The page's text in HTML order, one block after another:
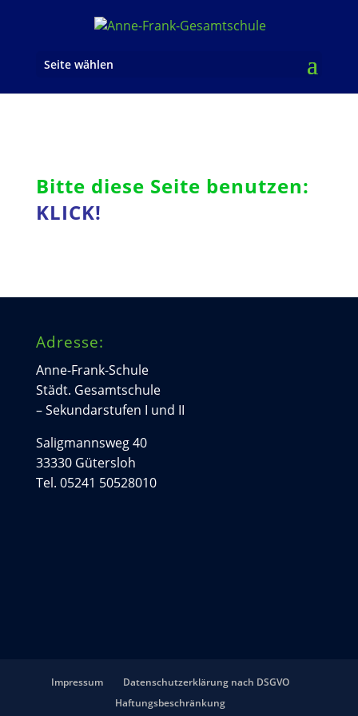
Seite wählen
Bitte diese Seite benutzen:
KLICK!
Adresse:
Anne-Frank-Schule
Städt. Gesamtschule
– Sekundarstufen I und II
Saligmannsweg 40
33330 Gütersloh
Tel. 05241 50528010
Impressum
Datenschutzerklärung nach DSGVO
Haftungsbeschränkung